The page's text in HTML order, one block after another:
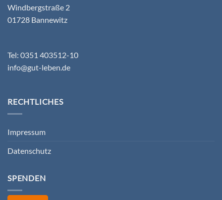
Windbergstraße 2
01728 Bannewitz
Tel: 0351 403512-10
info@gut-leben.de
RECHTLICHES
Impressum
Datenschutz
SPENDEN